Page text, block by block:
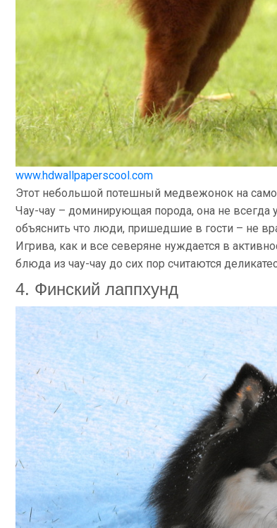
www.hdwallpaperscool.com
Этот небольшой потешный медвежонок на
Чау-чау – доминирующая порода, она не
объяснить что люди, пришедшие в гости – не
Игрива, как и все северяне нуждается в
блюда из чау-чау до сих пор считаются
4. Финский лаппхунд